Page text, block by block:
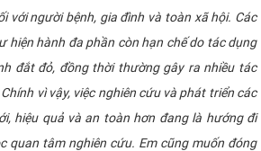
với người bệnh, gia đình và toàn xã hội. Các
hiện hành đa phần còn hạn chế do tác dụng
đắt đỏ, đồng thời thường gây ra nhiều tác
vì vậy, việc nghiên cứu và phát triển các
hiệu quả và an toàn hơn đang là hướng đi
quan tâm nghiên cứu. Em cũng muốn đóng